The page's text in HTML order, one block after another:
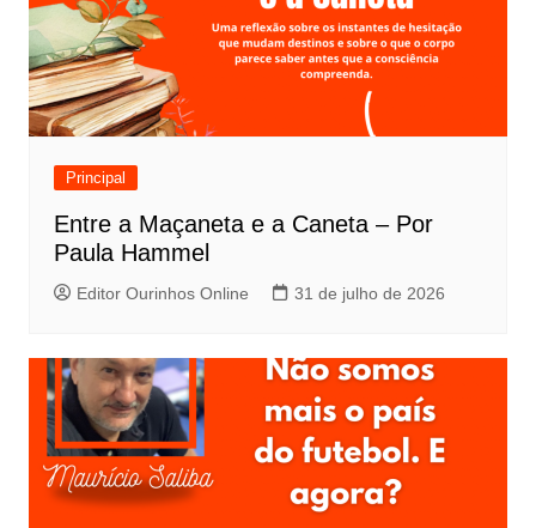
Principal
Entre a Maçaneta e a Caneta – Por
Paula Hammel
Editor Ourinhos Online 31 de julho de 2026